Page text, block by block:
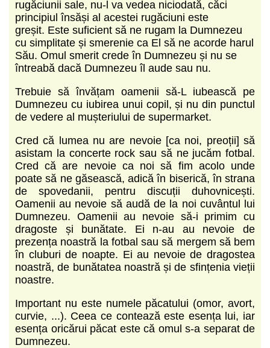
rugăciunii sale, nu-l va vedea niciodată, căci
principiul însăși al acestei rugăciuni este
greșit. Este suficient să ne rugam la Dumnezeu
cu simplitate și smerenie ca El să ne acorde harul
Său. Omul smerit crede în Dumnezeu și nu se
întreabă dacă Dumnezeu îl aude sau nu.
Trebuie să învățam oamenii să-L iubească pe
Dumnezeu cu iubirea unui copil, și nu din punctul
de vedere al mușteriului de supermarket.
Cred că lumea nu are nevoie [ca noi, preoții] să
asistam la concerte rock sau să ne jucăm fotbal.
Cred că are nevoie ca noi să fim acolo unde
poate să ne găsească, adică în biserică, în strana
de spovedanii, pentru discuții duhovnicești.
Oamenii au nevoie să audă de la noi cuvântul lui
Dumnezeu. Oamenii au nevoie să-i primim cu
dragoste și bunătate. Ei n-au au nevoie de
prezența noastră la fotbal sau să mergem să bem
în cluburi de noapte. Ei au nevoie de dragostea
noastră, de bunătatea noastră și de sfințenia vieții
noastre.
Important nu este numele păcatului (omor, avort,
curvie, ...). Ceea ce contează este esența lui, iar
esența oricărui păcat este că omul s-a separat de
Dumnezeu.